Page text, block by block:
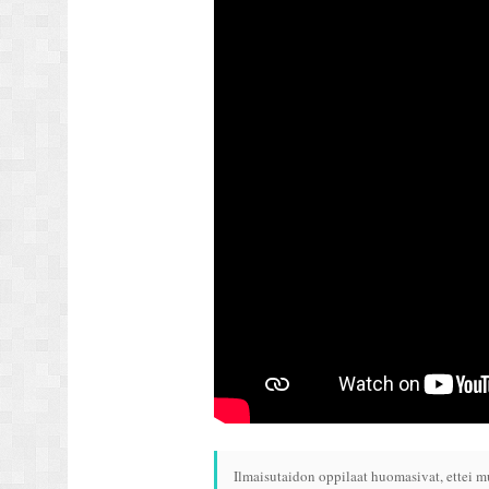
Ilmaisutaidon oppilaat huomasivat, ettei